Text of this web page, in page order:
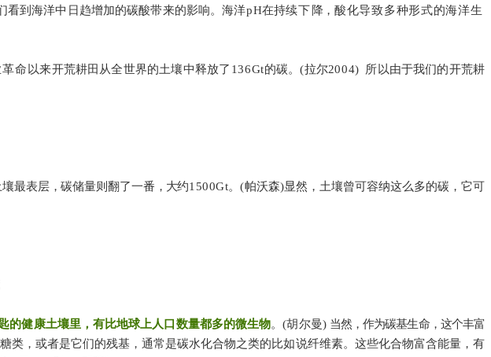
看到海洋中日趋增加的碳酸带来的影响。海洋pH在持续下降 ，酸化导致多种形式的海洋生
革命 以来开荒耕田从全世界的土壤中释放了136Gt的碳。(拉尔2004)
所以由于我们的开荒耕
最表层， 碳储量则翻了一番 ，大约1500Gt。(帕沃森)显然，土壤曾可容纳这么多的碳，它可
的健康土壤里，有比地球上人口数量都多的微生物。(胡尔曼) 当然，作为碳基生命，这个丰富
类，或者是它们的残基，通常是碳水化合物之类的比如说纤维素。这些化合物富含能量，有